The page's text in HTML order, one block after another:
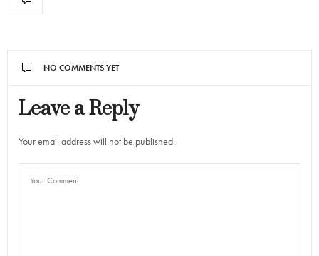
NO COMMENTS YET
Leave a Reply
Your email address will not be published.